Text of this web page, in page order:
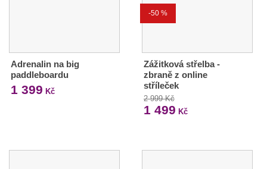
Adrenalin na big
paddleboardu
1 399 Kč
-50 %
Zážitková střelba -
zbraně z online
stříleček
2 999 Kč
1 499 Kč